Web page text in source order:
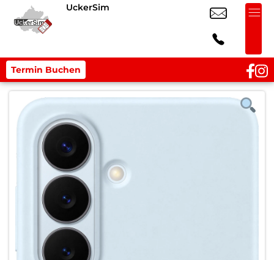
UckerSim
Termin Buchen